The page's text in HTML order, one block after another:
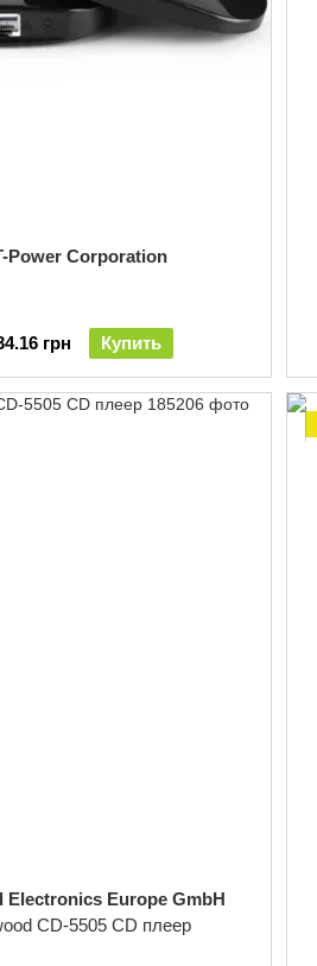
Power Corporation
грн Купить
Electronics Europe GmbH
CD-5505 CD плеер